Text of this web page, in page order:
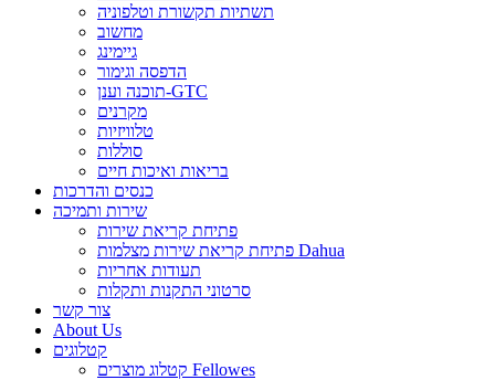
תשתיות תקשורת וטלפוניה
מחשוב
גיימינג
הדפסה וגימור
תוכנה וענן-GTC
מקרנים
טלוויזיות
סוללות
בריאות ואיכות חיים
כנסים והדרכות
שירות ותמיכה
פתיחת קריאת שירות
פתיחת קריאת שירות מצלמות Dahua
תעודות אחריות
סרטוני התקנות ותקלות
צור קשר
About Us
קטלוגים
קטלוג מוצרים Fellowes